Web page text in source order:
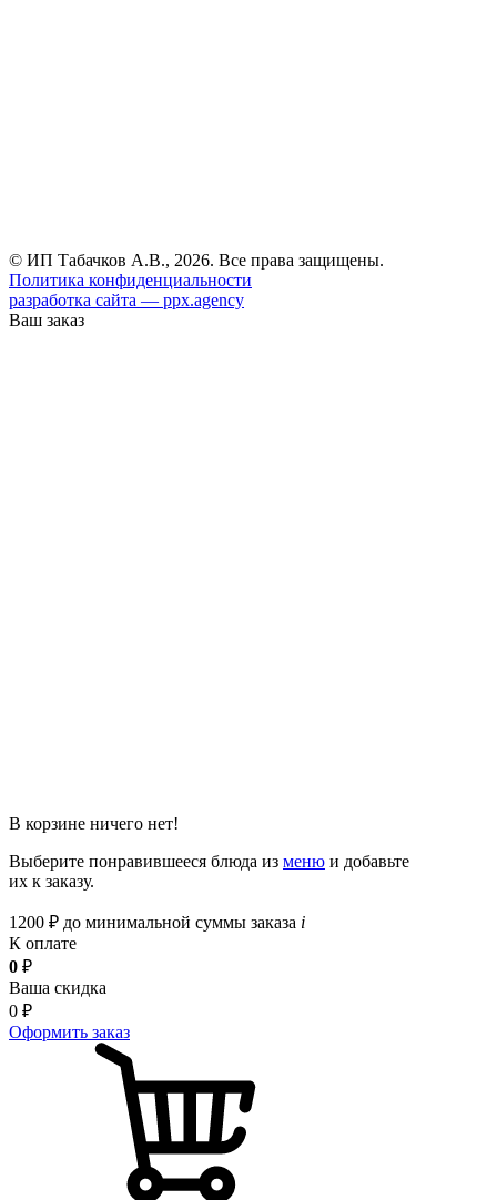
© ИП Табачков А.В., 2026. Все права защищены.
Политика конфиденциальности
разработка сайта — ppx.agency
Ваш заказ
В корзине ничего нет!
Выберите понравившееся блюда из меню и добавьте
их к заказу.
1200 ₽ до минимальной суммы заказа i
К оплате
0 ₽
Ваша скидка
0 ₽
Оформить заказ